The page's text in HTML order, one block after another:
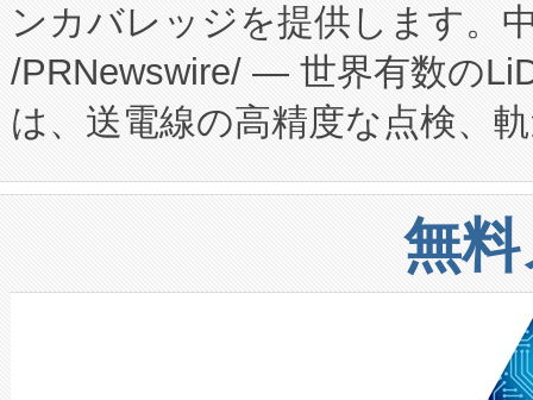
Fully-Connected Continuous
プログラムには、施設設計・
に関する技術移転および知的
構造化トレーニングカリキュ
上げおよび商用化段階におけ
設備整備および立ち上げ調整
加組織は、Enzeneのバイオ
選定された製品について、自
ーエネルギー貯蔵システム（
た。 Voltaiq独自のAI搭載プラ
定、統合、導入、運用に至る
安全性を追跡し、確保する事
増加しているデータセンター
る電力網に大きな負担をかけ
事業者の負担軽減という課題
系統連系を迅速にし、ピーク
ンカバレッジを提供します。
/PRNewswire/ — 世界有数の
は、送電線の高精度な点検、
や穀物倉庫におけるバルク材
リューション「Avia 2」を発
したAvia 2は、1,000メート
狭視野のFOVを切り替えるこ
ケーブル、枝などの細かな対
無